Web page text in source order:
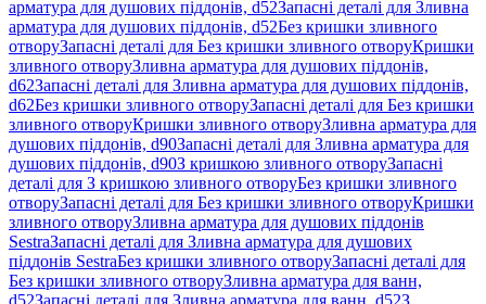
арматура для душових піддонів, d52Запасні деталі для Зливна
арматура для душових піддонів, d52Без кришки зливного
отворуЗапасні деталі для Без кришки зливного отворуКришки
зливного отворуЗливна арматура для душових піддонів,
d62Запасні деталі для Зливна арматура для душових піддонів,
d62Без кришки зливного отворуЗапасні деталі для Без кришки
зливного отворуКришки зливного отворуЗливна арматура для
душових піддонів, d90Запасні деталі для Зливна арматура для
душових піддонів, d90З кришкою зливного отворуЗапасні
деталі для З кришкою зливного отворуБез кришки зливного
отворуЗапасні деталі для Без кришки зливного отворуКришки
зливного отворуЗливна арматура для душових піддонів
SestraЗапасні деталі для Зливна арматура для душових
піддонів SestraБез кришки зливного отворуЗапасні деталі для
Без кришки зливного отворуЗливна арматура для ванн,
d52Запасні деталі для Зливна арматура для ванн, d52З